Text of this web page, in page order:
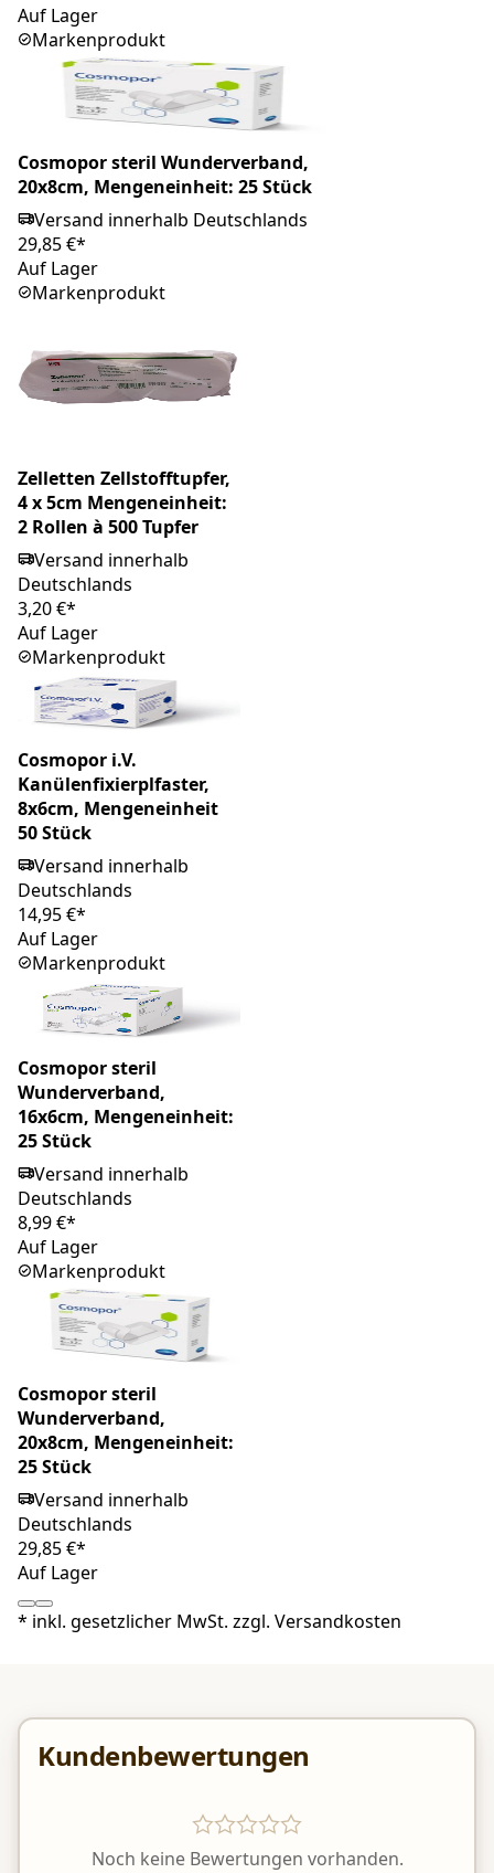
Auf Lager
Markenprodukt
Cosmopor steril Wunderverband,
20x8cm, Mengeneinheit: 25 Stück
Versand innerhalb Deutschlands
29,85 €*
Auf Lager
Markenprodukt
Zelletten Zellstofftupfer,
4 x 5cm Mengeneinheit:
2 Rollen à 500 Tupfer
Versand innerhalb
Deutschlands
3,20 €*
Auf Lager
Markenprodukt
Cosmopor i.V.
Kanülenfixierplfaster,
8x6cm, Mengeneinheit
50 Stück
Versand innerhalb
Deutschlands
14,95 €*
Auf Lager
Markenprodukt
Cosmopor steril
Wunderverband,
16x6cm, Mengeneinheit:
25 Stück
Versand innerhalb
Deutschlands
8,99 €*
Auf Lager
Markenprodukt
Cosmopor steril
Wunderverband,
20x8cm, Mengeneinheit:
25 Stück
Versand innerhalb
Deutschlands
29,85 €*
Auf Lager
* inkl. gesetzlicher MwSt. zzgl. Versandkosten
Kundenbewertungen
Noch keine Bewertungen vorhanden.